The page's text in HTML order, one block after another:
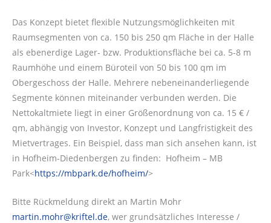
Das Konzept bietet flexible Nutzungsmöglichkeiten mit
Raumsegmenten von ca. 150 bis 250 qm Fläche in der Halle
als ebenerdige Lager- bzw. Produktionsfläche bei ca. 5-8 m
Raumhöhe und einem Büroteil von 50 bis 100 qm im
Obergeschoss der Halle. Mehrere nebeneinanderliegende
Segmente können miteinander verbunden werden. Die
Nettokaltmiete liegt in einer Größenordnung von ca. 15 € /
qm, abhängig von Investor, Konzept und Langfristigkeit des
Mietvertrages. Ein Beispiel, dass man sich ansehen kann, ist
in Hofheim-Diedenbergen zu finden: Hofheim – MB
Park<https://mbpark.de/hofheim/>
Bitte Rückmeldung direkt an Martin Mohr
martin.mohr@kriftel.de, wer grundsätzliches Interesse /